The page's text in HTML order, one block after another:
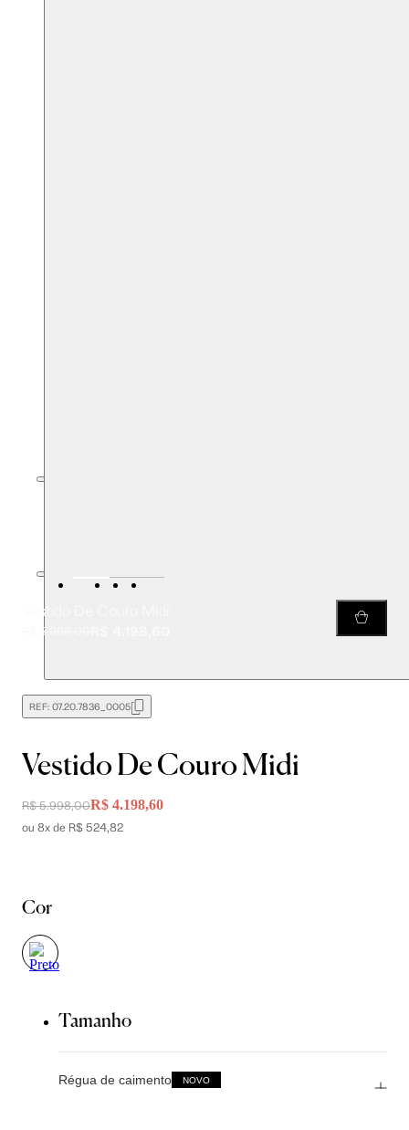
Vestido De Couro Midi
R$ 5.998,00
REF: 07.20.7836_0005
Vestido De Couro Midi
R$ 5.998,00R$ 4.198,60
ou 8x de R$ 524,82
Cor
Tamanho
Régua de caimento NOVO